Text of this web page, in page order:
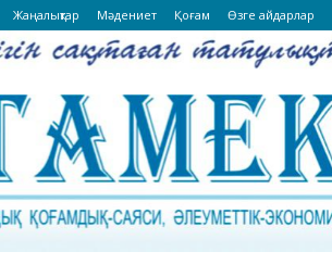
Жаңалықтар Мәдениет Қоғам Өзге айдарлар